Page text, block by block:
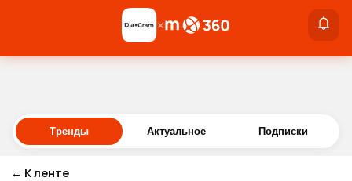
Войти
×
Тренды Актуальное Подписки
← К ленте